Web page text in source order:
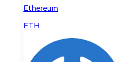
Ethereum
ETH